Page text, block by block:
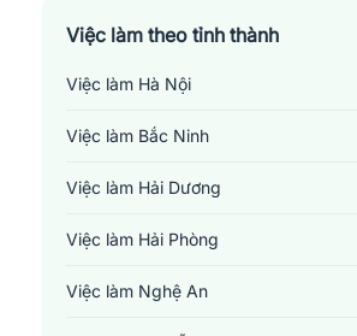
Việc làm theo tỉnh thành
Việc làm Hà Nội
Việc làm Bắc Ninh
Việc làm Hải Dương
Việc làm Hải Phòng
Việc làm Nghệ An